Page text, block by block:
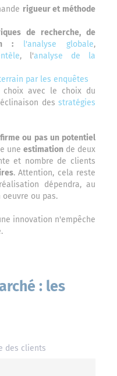
rigueur et méthode
de recherche, de
:
l'analyse globale,
, l'analyse de la
par les enquêtes
choix avec le choix du
des stratégies
ou pas un potentiel
uneestimation de deux
et nombre de clients
. Attention, cela reste
dépendra, au
ou pas.
innovation n'empêche
: les
des clients